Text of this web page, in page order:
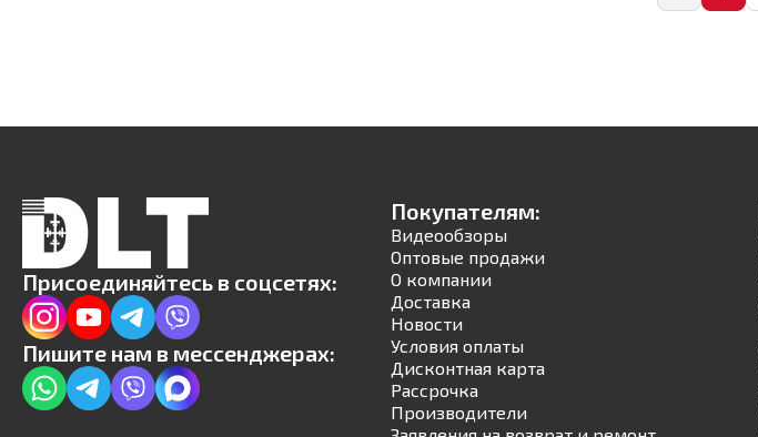
Присоединяйтесь в соцсетях:
Пишите нам в мессенджерах:
Покупателям:
Видеообзоры
Оптовые продажи
О компании
Доставка
Новости
Условия оплаты
Дисконтная карта
Рассрочка
Производители